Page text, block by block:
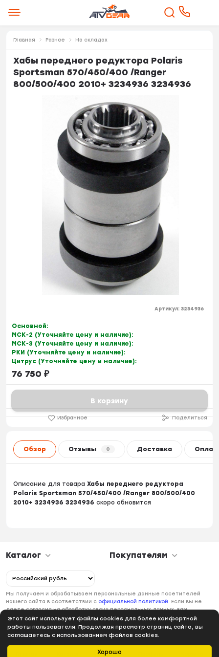
Хорошо
Этот сайт использует файлы cookies для более комфортной
работы пользователя. Продолжая просмотр страниц сайта, вы
соглашаетесь с использованием файлов cookies.
Избранное
Главная Разное На складах
Хабы переднего редуктора Polaris
Sportsman 570/450/400 /Ranger
800/500/400 2010+ 3234936 3234936
Артикул:3234936
Основной:
МСК-2 (Уточняйте цену и наличие):
МСК-3 (Уточняйте цену и наличие):
РКИ (Уточняйте цену и наличие):
Цитрус (Уточняйте цену и наличие):
76 750 ₽
В корзину
Избранное Поделиться
Обзор Отзывы 0 Доставка
Описание для товараХабы переднего редуктора
Polaris Sportsman 570/450/400 /Ranger 800/500/400
2010+ 3234936 3234936 скоро обновится
Каталог Покупателям
Мы получаем и обрабатываем персональные данные посетителей
нашего сайта в соответствии с официальной политикой. Если вы не
даете согласия на обработку своих персональных данных, вам
необходимо покинуть наш сайт.